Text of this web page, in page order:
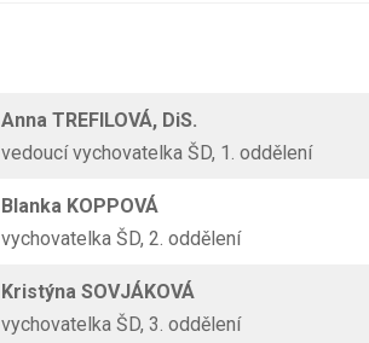
Anna TREFILOVÁ, DiS.
vedoucí vychovatelka ŠD, 1. oddělení
Blanka KOPPOVÁ
vychovatelka ŠD, 2. oddělení
Kristýna SOVJÁKOVÁ
vychovatelka ŠD, 3. oddělení